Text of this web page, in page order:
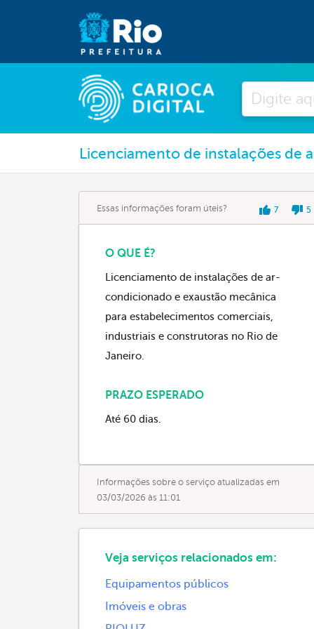
Pesquisar
Licenciamento de instalações de
Essas informações foram úteis? 7 5
O QUE É?
Licenciamento de instalações de ar-
condicionado e exaustão mecânica
para estabelecimentos comerciais,
industriais e construtoras no Rio de
Janeiro.
PRAZO ESPERADO
Até 60 dias.
Informações sobre o serviço atualizadas em
03/03/2026 às 11:01
Veja serviços relacionados em:
Equipamentos públicos
Imóveis e obras